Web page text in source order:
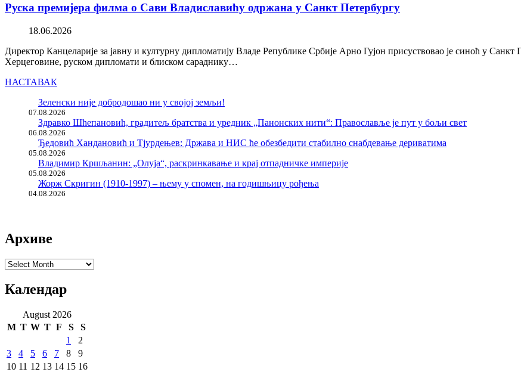
Руска премијера филма о Сави Владиславићу одржана у Санкт Петербургу
18.06.2026
Директор Канцеларије за јавну и културну дипломатију Владе Републике Србије Арно Гујон присуствовао је синоћ у
Херцеговине, руском дипломати и блиском сараднику…
НАСТАВАК
Зеленски није добродошао ни у својој земљи!
07.08.2026
Здравко Шћепановић, градитељ братства и уредник „Панонских нити“: Православље је пут у бољи свет
06.08.2026
Ђедовић Хандановић и Тјурдењев: Држава и НИС ће обезбедити стабилно снабдевање дериватима
05.08.2026
Владимир Кршљанин: „Олуја“, раскринкавање и крај отпадничке империје
05.08.2026
Жорж Скригин (1910-1997) – њему у спомен, на годишњицу рођења
04.08.2026
Архиве
Архиве
Календар
August 2026
M T W T F S
S
1
2
3
4 5 6 7 8
9
10 11 12 13 14 15 16